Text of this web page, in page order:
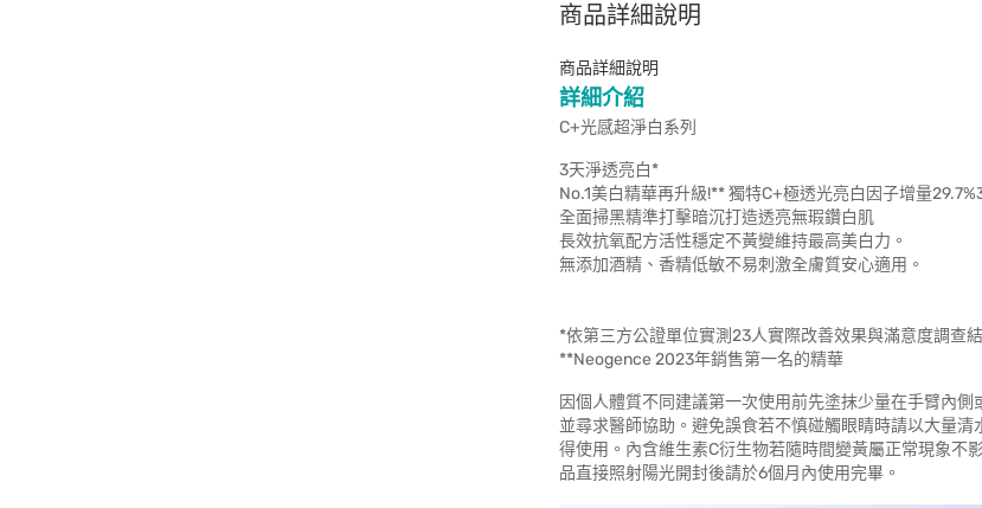
商品詳細說明
商品詳細說明
詳細介紹
C+光感超淨白系列
3天淨透亮白*
No.1美白精華再升級!** 獨特C+極透光亮白因子增量
全面掃黑精準打擊暗沉打造透亮無瑕鑽白肌
長效抗氧配方活性穩定不黃變維持最高美白力。
無添加酒精、香精低敏不易刺激全膚質安心適用。
*依第三方公證單位實測23人實際改善效果與滿意度調查
**Neogence 2023年銷售第一名的精華
因個人體質不同建議第一次使用前先塗抹少量在手臂內
並尋求醫師協助。避免誤食若不慎碰觸眼睛時請以大量
得使用。內含維生素C衍生物若隨時間變黃屬正常現象不
品直接照射陽光開封後請於6個月內使用完畢。